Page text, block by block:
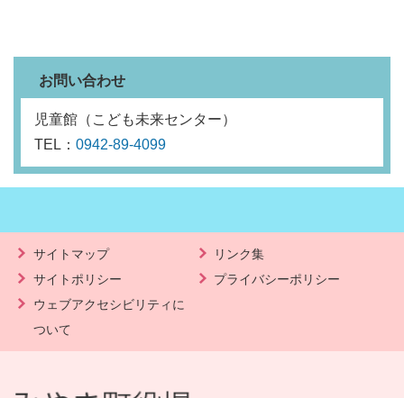
お問い合わせ
児童館（こども未来センター）
TEL： 0942-89-4099
サイトマップ
リンク集
サイトポリシー
プライバシーポリシー
ウェブアクセシビリティに
ついて